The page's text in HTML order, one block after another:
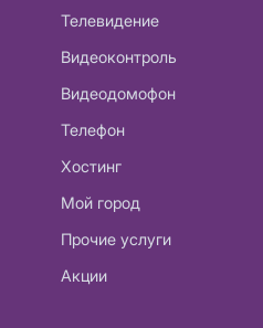
Телевидение
Видеоконтроль
Видеодомофон
Телефон
Хостинг
Мой город
Прочие услуги
Акции